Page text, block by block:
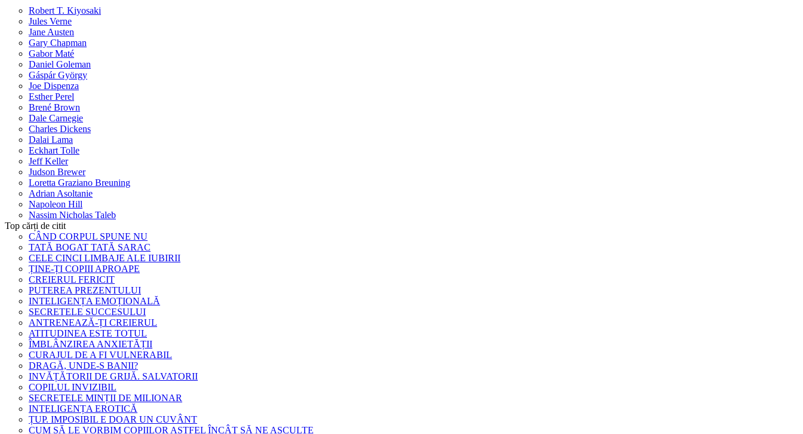
Robert T. Kiyosaki
Jules Verne
Jane Austen
Gary Chapman
Gabor Maté
Daniel Goleman
Gáspár György
Joe Dispenza
Esther Perel
Brené Brown
Dale Carnegie
Charles Dickens
Dalai Lama
Eckhart Tolle
Jeff Keller
Judson Brewer
Loretta Graziano Breuning
Adrian Asoltanie
Napoleon Hill
Nassim Nicholas Taleb
Top cărți de citit
CÂND CORPUL SPUNE NU
TATĂ BOGAT TATĂ SARAC
CELE CINCI LIMBAJE ALE IUBIRII
ȚINE-ȚI COPIII APROAPE
CREIERUL FERICIT
PUTEREA PREZENTULUI
INTELIGENȚA EMOȚIONALĂ
SECRETELE SUCCESULUI
ANTRENEAZĂ-ȚI CREIERUL
ATITUDINEA ESTE TOTUL
ÎMBLÂNZIREA ANXIETĂȚII
CURAJUL DE A FI VULNERABIL
DRAGĂ, UNDE-S BANII?
INVĂȚĂTORII DE GRIJĂ. SALVATORII
COPILUL INVIZIBIL
SECRETELE MINȚII DE MILIONAR
INTELIGENȚA EROTICĂ
ȚUP. IMPOSIBIL E DOAR UN CUVÂNT
CUM SĂ LE VORBIM COPIILOR ASTFEL ÎNCÂT SĂ NE ASCULTE